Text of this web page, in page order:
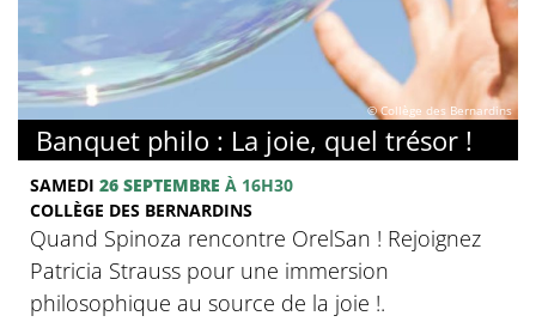
© Collège des Bernardins
Banquet philo : La joie, quel trésor !
SAMEDI 26 SEPTEMBRE À 16H30
COLLÈGE DES BERNARDINS
Quand Spinoza rencontre OrelSan ! Rejoignez
Patricia Strauss pour une immersion
philosophique au source de la joie !.